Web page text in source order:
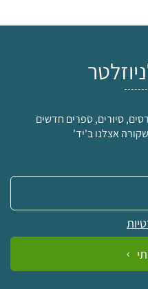
סיורים, ספרים חדשים
אצלנו ב'יד'